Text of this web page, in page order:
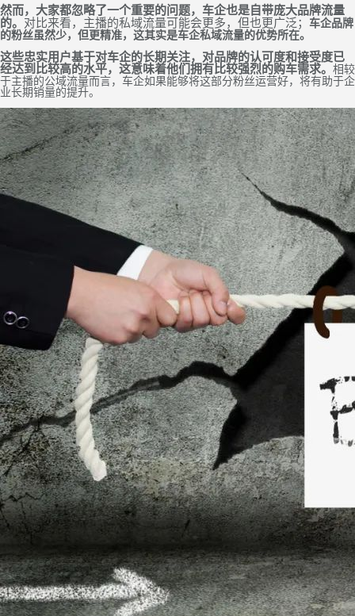
然而，大家都忽略了一个重要的问题，车企也是自带庞大品牌流量
的。 对比来看，主播的私域流量可能会更多，但也更广泛； 车企品牌
的粉丝虽然少，但更精准，这其实是车企私域流量的优势所在。
这些忠实用户基于对车企的长期关注，对品牌的认可度和接受度已
经达到比较高的水平，这意味着他们拥有比较强烈的购车需求。相较
于主播的公域流量而言，车企如果能够将这部分粉丝运营好，将有助于企
业长期销量的提升。